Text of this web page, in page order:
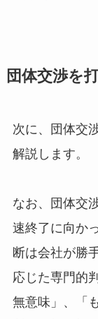
団体交渉を
次に、団体交
解説します。
なお、団体交
速終了に向か
断は会社が勝
応じた専門的
無意味」、「